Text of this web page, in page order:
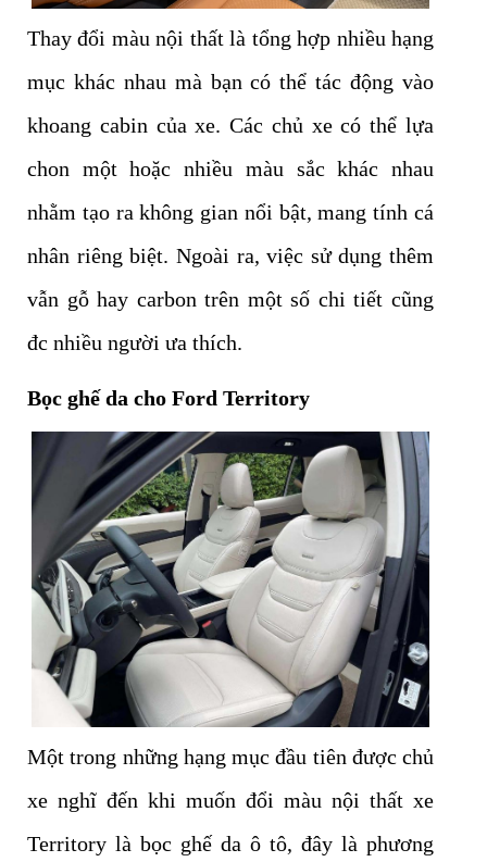
Thay đổi màu nội thất là tổng hợp nhiều hạng
mục khác nhau mà bạn có thể tác động vào
khoang cabin của xe. Các chủ xe có thể lựa
chon một hoặc nhiều màu sắc khác nhau
nhằm tạo ra không gian nổi bật, mang tính cá
nhân riêng biệt. Ngoài ra, việc sử dụng thêm
vẫn gỗ hay carbon trên một số chi tiết cũng
đc nhiều người ưa thích.
Bọc ghế da cho Ford Territory
Một trong những hạng mục đầu tiên được chủ
xe nghĩ đến khi muốn đổi màu nội thất xe
Territory là bọc ghế da ô tô, đây là phương